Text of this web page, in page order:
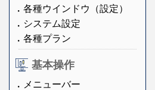
各種ウインドウ（設定）
システム設定
各種プラン
基本操作
メニューバー